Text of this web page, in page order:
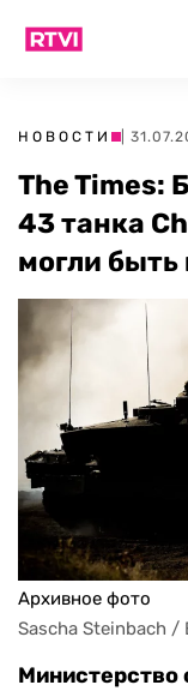
НОВОСТИ |
The Times:
43 танка
могли
Архивное фото
Sascha Steinbach /
Министерство